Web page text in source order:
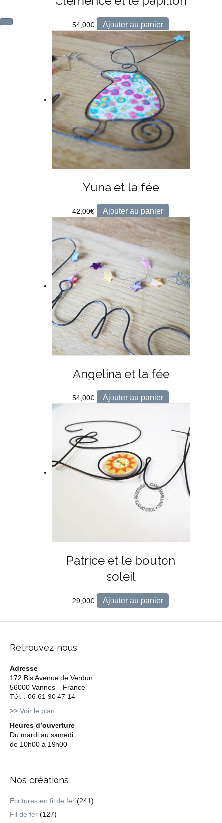
54,00€ Ajouter au panier
Yuna et la fée
42,00€ Ajouter au panier
Angelina et la fée
54,00€ Ajouter au panier
Patrice et le bouton
soleil
29,00€ Ajouter au panier
Retrouvez-nous
Adresse
172 Bis Avenue de Verdun
56000 Vannes – France
Tél. : 06 61 90 47 14
>> Voir le plan
Heures d’ouverture
Du mardi au samedi :
de 10h00 à 19h00
Nos créations
Écritures en fil de fer (241)
Fil de fer (127)